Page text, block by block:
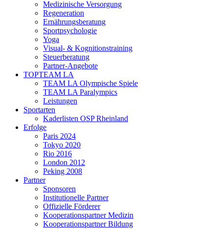
Medizinische Versorgung
Regeneration
Ernährungsberatung
Sportpsychologie
Yoga
Visual- & Kognitionstraining
Steuerberatung
Partner-Angebote
TOPTEAM LA
TEAM LA Olympische Spiele
TEAM LA Paralympics
Leistungen
Sportarten
Kaderlisten OSP Rheinland
Erfolge
Paris 2024
Tokyo 2020
Rio 2016
London 2012
Peking 2008
Partner
Sponsoren
Institutionelle Partner
Offizielle Förderer
Kooperationspartner Medizin
Kooperationspartner Bildung